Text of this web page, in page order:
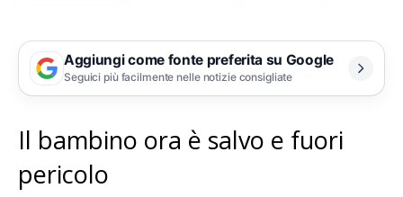
Aggiungi come fonte preferita su Google
Seguici più facilmente nelle notizie consigliate
Il bambino ora è salvo e fuori
pericolo